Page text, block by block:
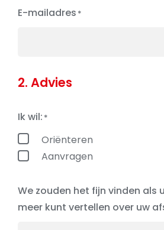
E-mailadres
2. Advies
Ik wil:
Oriënteren
Aanvragen
We zouden het fijn vinden als
meer kunt vertellen over uw